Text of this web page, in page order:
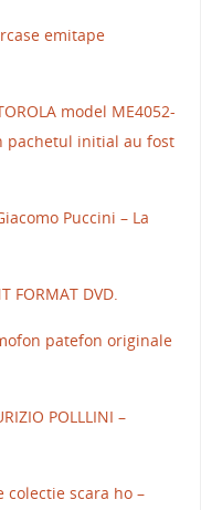
emitape
model ME4052-
pachetul initial au fost
Puccini – La
FORMAT DVD.
patefon originale
POLLLINI –
scara ho –